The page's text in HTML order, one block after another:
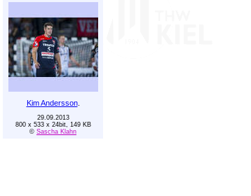
Kim Andersson.
29.09.2013
800 x 533 x 24bit, 149 KB
© Sascha Klahn